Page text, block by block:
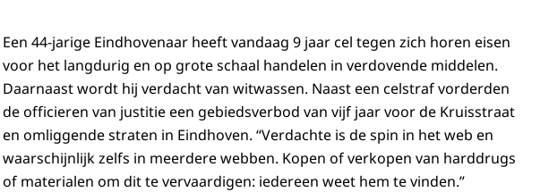
Een 44-jarige Eindhovenaar heeft vandaag 9 jaar cel tegen zich horen eisen
voor het langdurig en op grote schaal handelen in verdovende middelen.
Daarnaast wordt hij verdacht van witwassen. Naast een celstraf vorderden
de officieren van justitie een gebiedsverbod van vijf jaar voor de Kruisstraat
en omliggende straten in Eindhoven. “Verdachte is de spin in het web en
waarschijnlijk zelfs in meerdere webben. Kopen of verkopen van harddrugs
of materialen om dit te vervaardigen: iedereen weet hem te vinden.”